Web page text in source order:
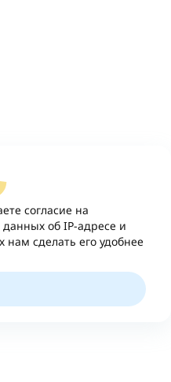
согласие на
об IP-адресе и
сделать его удобнее